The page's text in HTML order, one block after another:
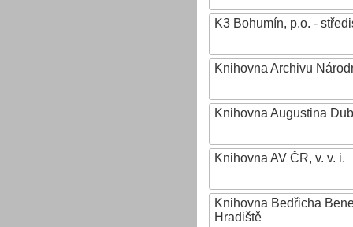
K3 Bohumín, p.o. -
Knihovna Archivu
Knihovna Augustina
Knihovna AV ČR, v. v. i.
Knihovna Bedřicha
Hradiště